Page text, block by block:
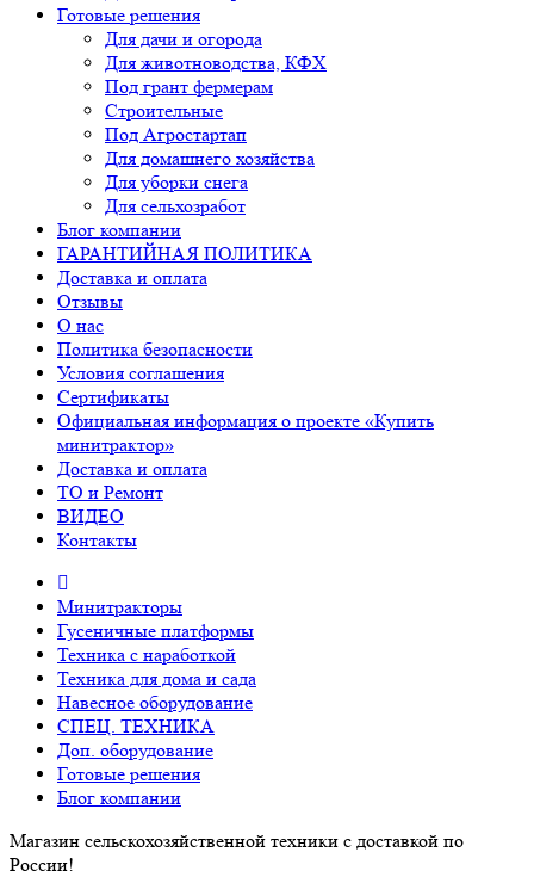
Готовые решения
Для дачи и огорода
Для животноводства, КФХ
Под грант фермерам
Строительные
Под Агростартап
Для домашнего хозяйства
Для уборки снега
Для сельхозработ
Блог компании
ГАРАНТИЙНАЯ ПОЛИТИКА
Доставка и оплата
Отзывы
О нас
Политика безопасности
Условия соглашения
Сертификаты
Официальная информация о проекте «Купить
минитрактор»
Доставка и оплата
ТО и Ремонт
ВИДЕО
Контакты
Минитракторы
Гусеничные платформы
Техника с наработкой
Техника для дома и сада
Навесное оборудование
СПЕЦ. ТЕХНИКА
Доп. оборудование
Готовые решения
Блог компании
Магазин сельскохозяйственной техники с доставкой по
России!